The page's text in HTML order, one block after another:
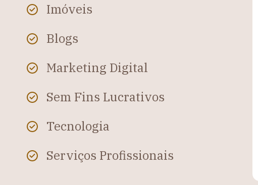
Imóveis
Blogs
Marketing Digital
Sem Fins Lucrativos
Tecnologia
Serviços Profissionais